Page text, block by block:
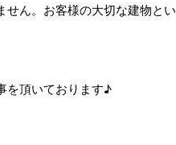
ん。お客様の大切な建物とい
を頂いております♪